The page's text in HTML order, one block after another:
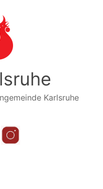
Karlsruhe